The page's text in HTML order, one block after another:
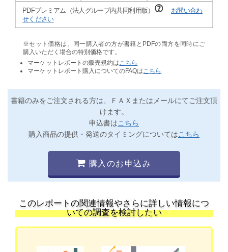
PDFプレミアム（法人グループ内共同利用版）
お問い合わ
せください
※セット価格は、同一購入者の方が書籍とPDFの両方を同時にご
購入いただく場合の特別価格です。
マーケットレポートの販売規約は こちら
マーケットレポート購入についてのFAQは こちら
書籍のみをご注文される方は、ＦＡＸまたはメールにてご注文頂
けます。
申込書はこちら
購入商品の提供・発送のタイミングについてはこちら
購入のお申込み
このレポートの関連情報やさらに詳しい情報につ
いての調査を検討したい